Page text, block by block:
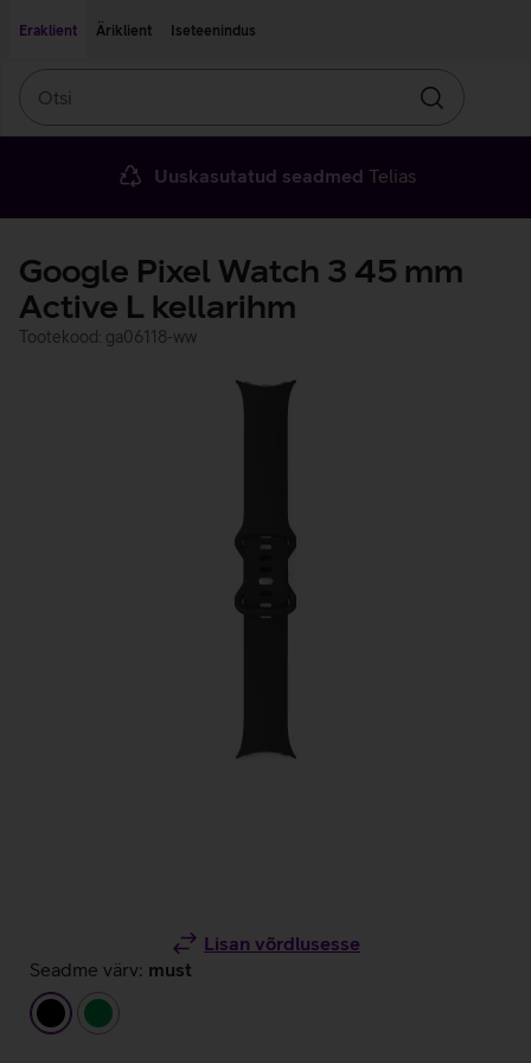
Eraklient
Äriklient Iseteenindus
Otsin
Uuskasutatud seadmed Telias
Google Pixel Watch 3 45 mm
Active L kellarihm
Tootekood: ga06118-ww
Lisan võrdlusesse
Seadme värv: must
must
roheline